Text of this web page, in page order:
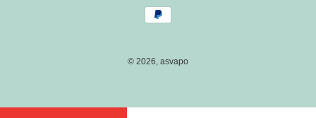
Metodi
di
© 2026, asvapo